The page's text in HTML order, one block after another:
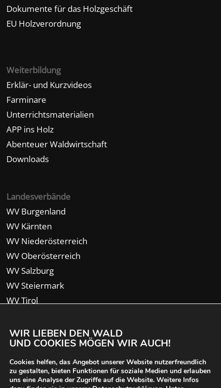
Dokumente für das Holzgeschäft
EU Holzverordnung
Weiterbildung
Erklär- und Kurzvideos
Farminare
Unterrichtsmaterialien
APP ins Holz
Abenteuer Waldwirtschaft
Downloads
Landesverbände
WV Burgenland
WV Kärnten
WV Niederösterreich
WV Oberösterreich
WV Salzburg
WV Steiermark
WV Tirol
WIR LIEBEN DEN WALD
UND COOKIES MÖGEN WIR AUCH!
Cookies helfen, das Angebot unserer Website nutzerfreundlich
zu gestalten, bieten Funktionen für soziale Medien und erlauben
uns eine Analyse der Zugriffe auf die Website. Weitere Infos